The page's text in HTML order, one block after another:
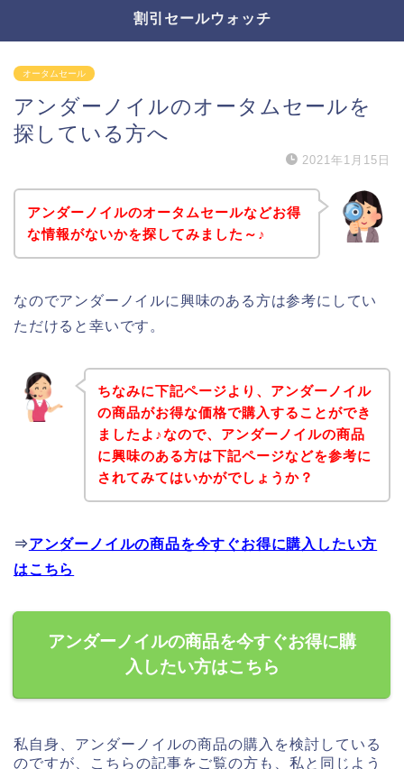
割引セールウォッチ
オータムセール
アンダーノイルのオータムセールを
探している方へ
2021年1月15日
アンダーノイルのオータムセールなどお得
な情報がないかを探してみました～♪
なのでアンダーノイルに興味のある方は参考にしてい
ただけると幸いです。
ちなみに下記ページより、アンダーノイル
の商品がお得な価格で購入することができ
ましたよ♪なので、アンダーノイルの商品
に興味のある方は下記ページなどを参考に
されてみてはいかがでしょうか？
⇒アンダーノイルの商品を今すぐお得に購入したい方
はこちら
アンダーノイルの商品を今すぐお得に購
入したい方はこちら
私自身、アンダーノイルの商品の購入を検討している
のですが、こちらの記事をご覧の方も、私と同じよう